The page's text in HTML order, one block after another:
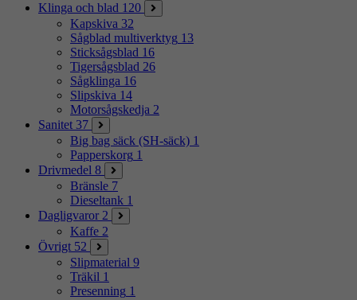
Klinga och blad 120
Kapskiva 32
Sågblad multiverktyg 13
Sticksågsblad 16
Tigersågsblad 26
Sågklinga 16
Slipskiva 14
Motorsågskedja 2
Sanitet 37
Big bag säck (SH-säck) 1
Papperskorg 1
Drivmedel 8
Bränsle 7
Dieseltank 1
Dagligvaror 2
Kaffe 2
Övrigt 52
Slipmaterial 9
Träkil 1
Presenning 1